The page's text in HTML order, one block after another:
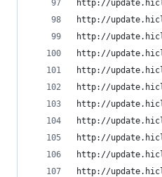
http://
http://
http://
http://
http://
http://
http://
http://
http://
http://
http://